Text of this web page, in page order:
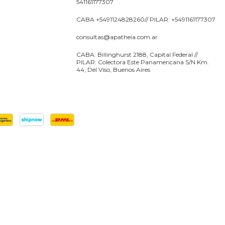
541161177307
CABA +5491124828260// PILAR: +5491161177307
consultas@apatheia.com.ar
CABA: Billinghurst 2188, Capital Federal //
PILAR: Colectora Este Panamericana S/N Km.
44, Del Viso, Buenos Aires